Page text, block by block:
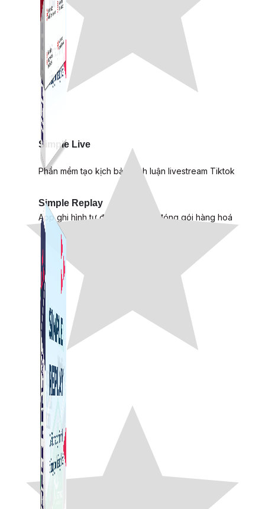
Simple Replay
App ghi hình tự động quy trình đóng gói hàng hoá
Shopee, Lazada, Tiktokshop
Simple Live
Phần mềm tạo kịch bản bình luận livestream Tiktok